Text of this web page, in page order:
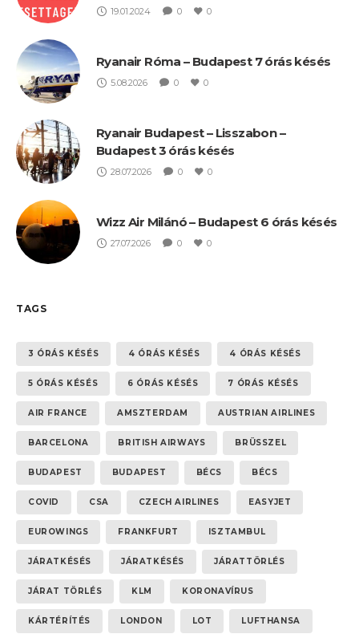
19.01.2024 0 0
Ryanair Róma – Budapest 7 órás késés
5.08.2026 0 0
Ryanair Budapest – Lisszabon –
Budapest 3 órás késés
28.07.2026 0 0
Wizz Air Milánó – Budapest 6 órás késés
27.07.2026 0 0
TAGS
3 ÓRÁS KÉSÉS 4 ÓRÁS KÉSÉS 4 ÓRÁS KÉSÉS
5 ÓRÁS KÉSÉS 6 ÓRÁS KÉSÉS 7 ÓRÁS KÉSÉS
AIR FRANCE AMSZTERDAM AUSTRIAN AIRLINES
BARCELONA BRITISH AIRWAYS BRÜSSZEL
BUDAPEST BUDAPEST BÉCS BÉCS
COVID CSA CZECH AIRLINES EASYJET
EUROWINGS FRANKFURT ISZTAMBUL
JÁRATKÉSÉS JÁRATKÉSÉS JÁRATTÖRLÉS
JÁRAT TÖRLÉS KLM KORONAVÍRUS
KÁRTÉRÍTÉS LONDON LOT LUFTHANSA